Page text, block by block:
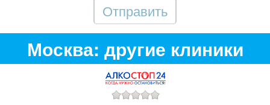
Отправить
Москва: другие клиники